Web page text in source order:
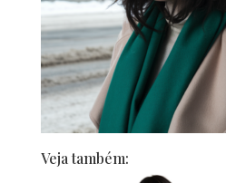
Veja também: